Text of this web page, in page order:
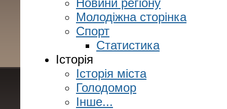
Новини регіону
Молодіжна сторінка
Спорт
Статистика
Історія
Історія міста
Голодомор
Інше...